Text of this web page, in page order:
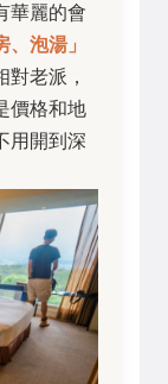
華麗的會
、泡湯」
老派，
價格和地
用開到深